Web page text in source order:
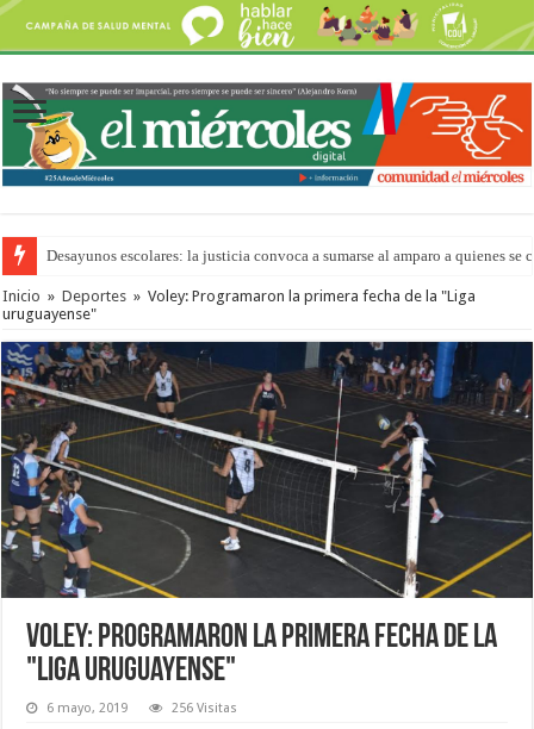
Desayunos escolares: la justicia convoca a sumarse al amparo a quienes se
Inicio » Deportes » Voley: Programaron la primera fecha de la "Liga
uruguayense"
Voley: Programaron la primera fecha de la
"Liga uruguayense"
6 mayo, 2019 256 Visitas